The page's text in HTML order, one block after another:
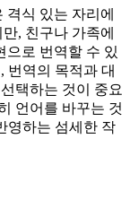
격식 있는 자리에
, 친구나 가족에
으로 번역할 수 있
번역의 목적과 대
택하는 것이 중요
언어를 바꾸는 것
영하는 섬세한 작